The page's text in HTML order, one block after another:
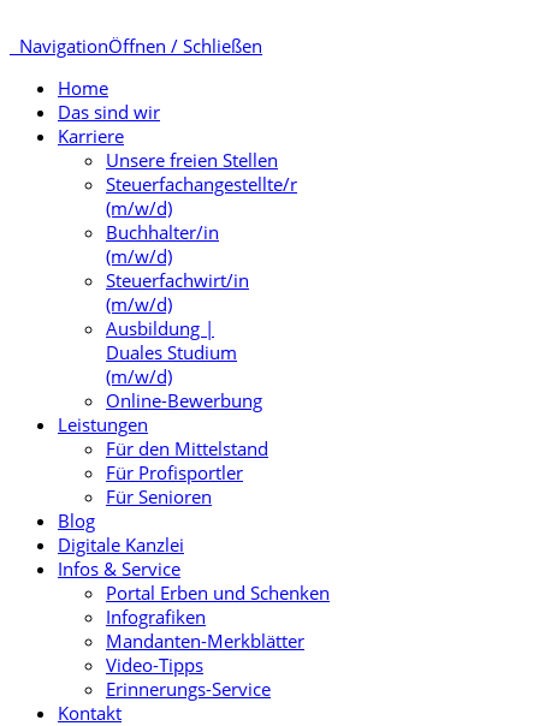
NavigationÖffnen / Schließen
Home
Das sind wir
Karriere
Unsere freien Stellen
Steuerfachangestellte/r
(m/w/d)
Buchhalter/in
(m/w/d)
Steuerfachwirt/in
(m/w/d)
Ausbildung |
Duales Studium
(m/w/d)
Online-Bewerbung
Leistungen
Für den Mittelstand
Für Profisportler
Für Senioren
Blog
Digitale Kanzlei
Infos & Service
Portal Erben und Schenken
Infografiken
Mandanten-Merkblätter
Video-Tipps
Erinnerungs-Service
Kontakt